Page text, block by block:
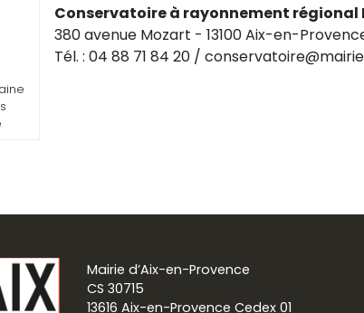
Conservatoire à rayonnement régional
380 avenue Mozart - 13100 Aix-en-
Tél. : 04 88 71 84 20 /
Mairie d’Aix-en-Provence
CS 30715
13616 Aix-en-Provence Cedex 01